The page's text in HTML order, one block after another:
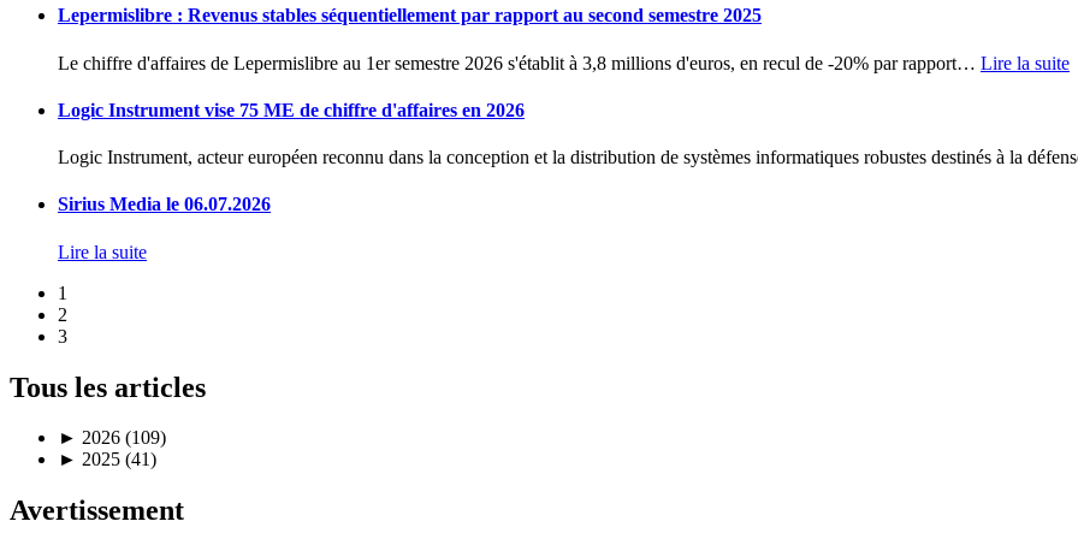
Lepermislibre : Revenus stables séquentiellement par rapport au second semestre 2025
Le chiffre d'affaires de Lepermislibre au 1er semestre 2026 s'établit à 3,8 millions d'euros, en recul de -20% par rapport… Lire la suite
Logic Instrument vise 75 ME de chiffre d'affaires en 2026
Logic Instrument, acteur européen reconnu dans la conception et la distribution de systèmes informatiques robustes destinés à la
Sirius Media le 06.07.2026
Lire la suite
1
2
3
Tous les articles
► 2026 (109)
► 2025 (41)
Avertissement